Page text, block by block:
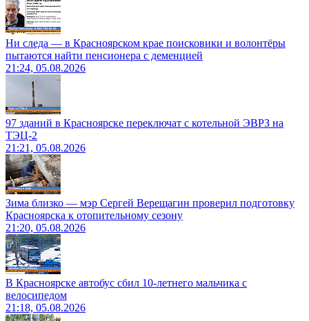
Ни следа — в Красноярском крае поисковики и волонтёры
пытаются найти пенсионера с деменцией
21:24, 05.08.2026
97 зданий в Красноярске переключат с котельной ЭВРЗ на
ТЭЦ-2
21:21, 05.08.2026
Зима близко — мэр Сергей Верещагин проверил подготовку
Красноярска к отопительному сезону
21:20, 05.08.2026
В Красноярске автобус сбил 10-летнего мальчика с
велосипедом
21:18, 05.08.2026